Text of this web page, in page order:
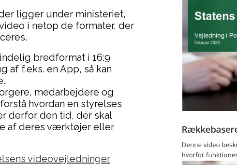
ligger under ministeriet,
i netop de formater, der
bredformat i 16:9
af f.eks. en App, så kan
medarbejdere og
hvordan en styrelses
derfor den tid, der skal
af deres værktøjer eller
videovejledninger